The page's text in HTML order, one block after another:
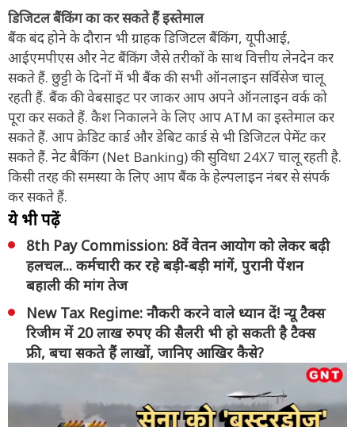
डिजिटल बैंकिंग का कर सकते हैं इस्तेमाल
बैंक बंद होने के दौरान भी ग्राहक डिजिटल बैंकिंग, यूपीआई,
आईएमपीएस और नेट बैंकिंग जैसे तरीकों के साथ वित्तीय लेनदेन कर
सकते हैं. छुट्टी के दिनों में भी बैंक की सभी ऑनलाइन सर्विसेज चालू
रहती हैं. बैंक की वेबसाइट पर जाकर आप अपने ऑनलाइन वर्क को
पूरा कर सकते हैं. कैश निकालने के लिए आप ATM का इस्तेमाल कर
सकते हैं. आप क्रेडिट कार्ड और डेबिट कार्ड से भी डिजिटल पेमेंट कर
सकते हैं. नेट बैकिंग (Net Banking) की सुविधा 24X7 चालू रहती है.
किसी तरह की समस्या के लिए आप बैंक के हेल्पलाइन नंबर से संपर्क
कर सकते हैं.
ये भी पढ़ें
8th Pay Commission: 8वें वेतन आयोग को लेकर बढ़ी
हलचल... कर्मचारी कर रहे बड़ी-बड़ी मांगें, पुरानी पेंशन
बहाली की मांग तेज
New Tax Regime: नौकरी करने वाले ध्यान दें! न्यू टैक्स
रिजीम में 20 लाख रुपए की सैलरी भी हो सकती है टैक्स
फ्री, बचा सकते हैं लाखों, जानिए आखिर कैसे?